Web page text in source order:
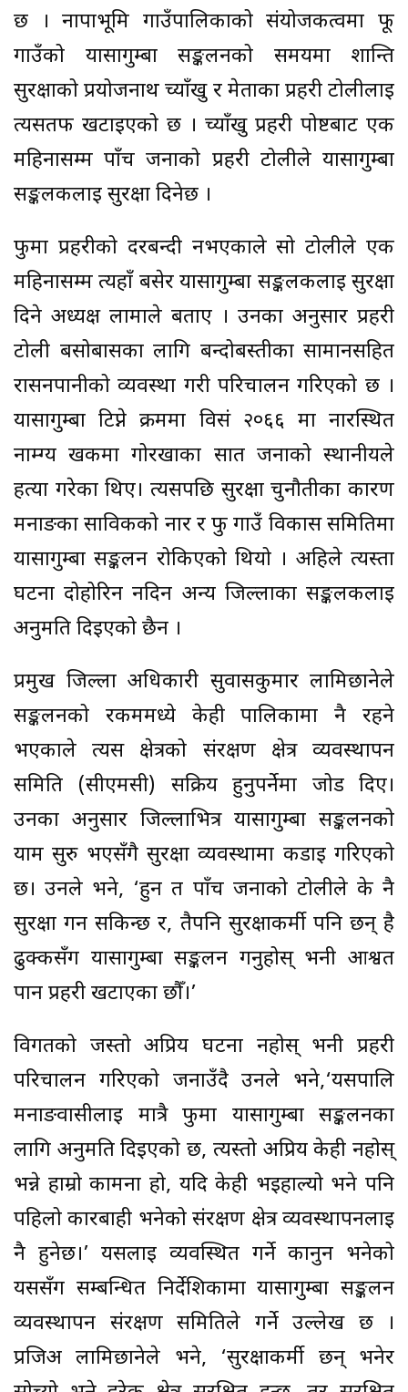
छ । नार्पाभूमि गाउँपालिकाको संयोजकत्वमा फू
गाउँको यार्सागुम्बा सङ्कलनको समयमा शान्ति
सुरक्षाको प्रयोजनार्थ च्याँखु र मेताका प्रहरी टोलीलाई
त्यसतर्फ खटाइएको छ । च्याँखु प्रहरी पोष्टबाट एक
महिनासम्म पाँच जनाको प्रहरी टोलीले यार्सागुम्बा
सङ्कलकलाई सुरक्षा दिनेछ ।
फुमा प्रहरीको दरबन्दी नभएकाले सो टोलीले एक
महिनासम्म त्यहाँ बसेर यार्सागुम्बा सङ्कलकलाई सुरक्षा
दिने अध्यक्ष लामाले बताए । उनका अनुसार प्रहरी
टोली बसोबासका लागि बन्दोबस्तीका सामानसहित
रासनपानीको व्यवस्था गरी परिचालन गरिएको छ ।
यार्सागुम्बा टिप्ने क्रममा विसं २०६६ मा नारस्थित
नाम्ग्य खर्कमा गोरखाका सात जनाको स्थानीयले
हत्या गरेका थिए। त्यसपछि सुरक्षा चुनौतीका कारण
मनाङका साविकको नार र फु गाउँ विकास समितिमा
यार्सागुम्बा सङ्कलन रोकिएको थियो । अहिले त्यस्ता
घटना दोहोरिन नदिन अन्य जिल्लाका सङ्कलकलाई
अनुमति दिइएको छैन ।
प्रमुख जिल्ला अधिकारी सुवासकुमार लामिछानेले
सङ्कलनको रकममध्ये केही पालिकामा नै रहने
भएकाले त्यस क्षेत्रको संरक्षण क्षेत्र व्यवस्थापन
समिति (सीएमसी) सक्रिय हुनुपर्नेमा जोड दिए।
उनका अनुसार जिल्लाभित्र यार्सागुम्बा सङ्कलनको
याम सुरु भएसँगै सुरक्षा व्यवस्थामा कडाइ गरिएको
छ। उनले भने, ‘हुन त पाँच जनाको टोलीले के नै
सुरक्षा गर्न सकिन्छ र, तैपनि सुरक्षाकर्मी पनि छन् है
ढुक्कसँग यार्सागुम्बा सङ्कलन गर्नुहोस् भनी आश्वत
पार्न प्रहरी खटाएका छौँ।’
विगतको जस्तो अप्रिय घटना नहोस् भनी प्रहरी
परिचालन गरिएको जनाउँदै उनले भने,‘यसपालि
मनाङवासीलाई मात्रै फुमा यार्सागुम्बा सङ्कलनका
लागि अनुमति दिइएको छ, त्यस्तो अप्रिय केही नहोस्
भन्ने हाम्रो कामना हो, यदि केही भइहाल्यो भने पनि
पहिलो कारबाही भनेको संरक्षण क्षेत्र व्यवस्थापनलाई
नै हुनेछ।’ यसलाई व्यवस्थित गर्ने कानुन भनेको
यससँग सम्बन्धित निर्देशिकामा यार्सागुम्बा सङ्कलन
व्यवस्थापन संरक्षण समितिले गर्ने उल्लेख छ ।
प्रजिअ लामिछानेले भने, ‘सुरक्षाकर्मी छन् भनेर